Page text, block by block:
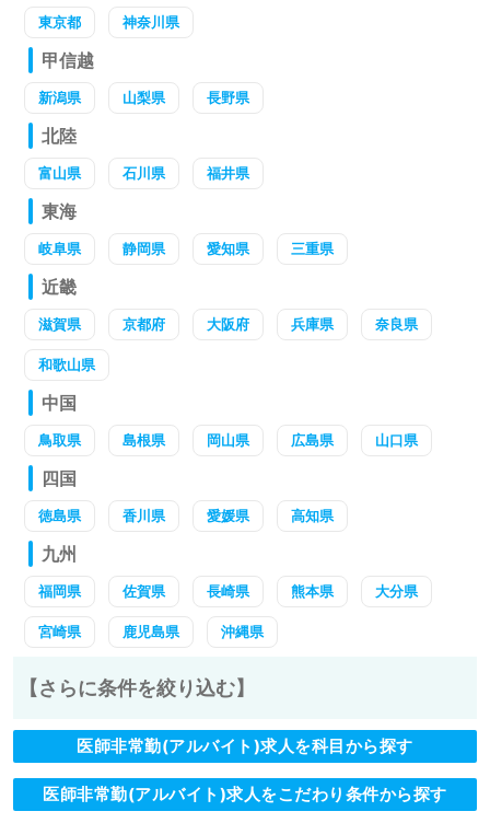
東京都 神奈川県
甲信越
新潟県 山梨県 長野県
北陸
富山県 石川県 福井県
東海
岐阜県 静岡県 愛知県 三重県
近畿
滋賀県 京都府 大阪府 兵庫県 奈良県
和歌山県
中国
鳥取県 島根県 岡山県 広島県 山口県
四国
徳島県 香川県 愛媛県 高知県
九州
福岡県 佐賀県 長崎県 熊本県 大分県
宮崎県 鹿児島県 沖縄県
【さらに条件を絞り込む】
医師非常勤(アルバイト)求人を科目から探す
医師非常勤(アルバイト)求人をこだわり条件から探す